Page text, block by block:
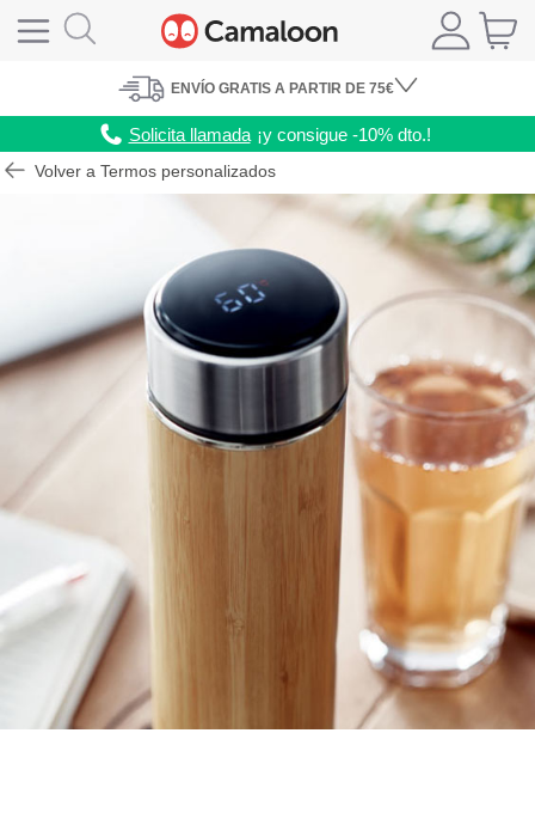
ENVÍO GRATIS A PARTIR DE 75€
Solicita llamada ¡y consigue -10% dto.!
Volver a Termos personalizados